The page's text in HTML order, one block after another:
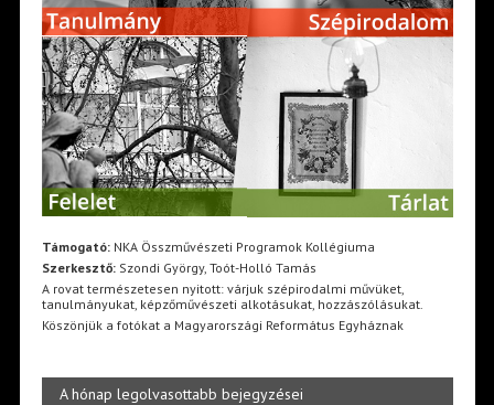
Támogató:NKA Összművészeti Programok Kollégiuma
Szerkesztő:Szondi György, Toót-Holló Tamás
A rovat természetesen nyitott: várjuk szépirodalmi művüket,
tanulmányukat, képzőművészeti alkotásukat, hozzászólásukat.
Köszönjük a fotókat a Magyarországi Református Egyháznak
A hónap legolvasottabb bejegyzései